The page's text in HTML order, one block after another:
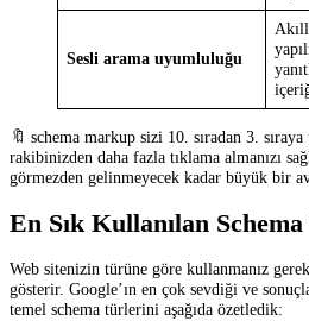
Sesli arama uyumluluğu
🔖 schema markup sizi 10. sıradan 3. sıraya
rakibinizden daha fazla tıklama almanızı
görmezden gelinmeyecek kadar büyük bir
En Sık Kullanılan
Web sitenizin türüne göre kullanmanız
gösterir. Google’ın en çok sevdiği ve
temel schema türlerini aşağıda özetledik: